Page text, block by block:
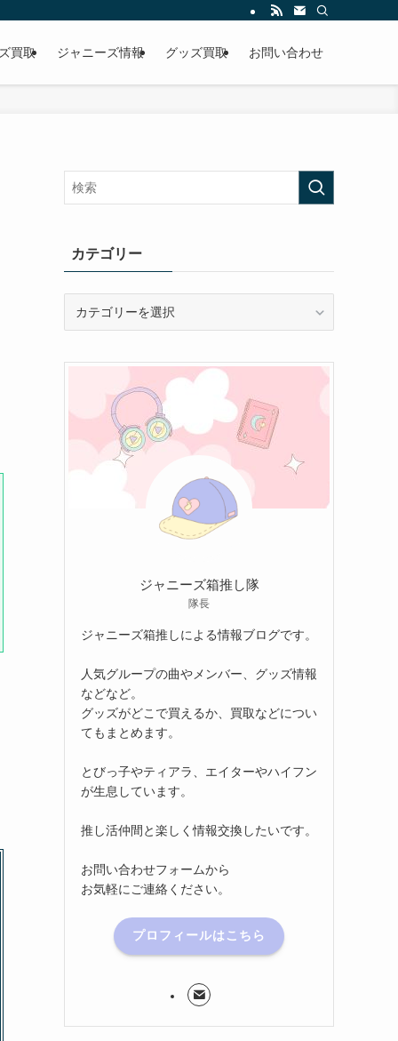
買取 ジャニーズ情報 グッズ買取 お問い合わせ
カテゴリー
リ
ジャニーズ箱推し隊
隊長
ジャニーズ箱推しによる情報ブログです。
人気グループの曲やメンバー、グッズ情報
などなど。
グッズがどこで買えるか、買取などについ
てもまとめます。
とびっ子やティアラ、エイターやハイフン
が生息しています。
推し活仲間と楽しく情報交換したいです。
お問い合わせフォームから
お気軽にご連絡ください。
プロフィールはこちら